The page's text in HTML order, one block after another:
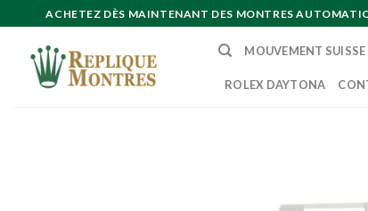
to
content
ACHETEZ DÈS MAINTENANT DES MONTRES
MOUVEMENT SUISSE
ROLEX DAYTONA